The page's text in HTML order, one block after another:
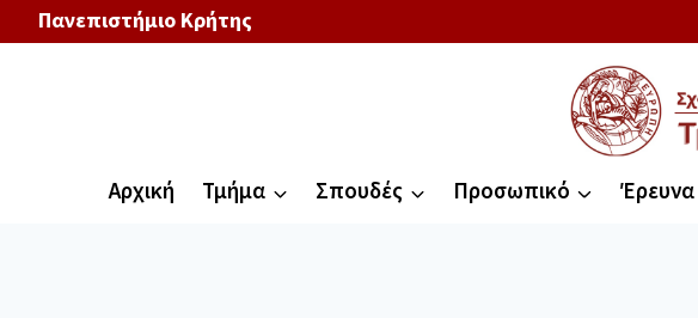
Πανεπιστήμιο Κρήτης
Αρχική Τμήμα Σπουδές Προσωπικό Έρευνα